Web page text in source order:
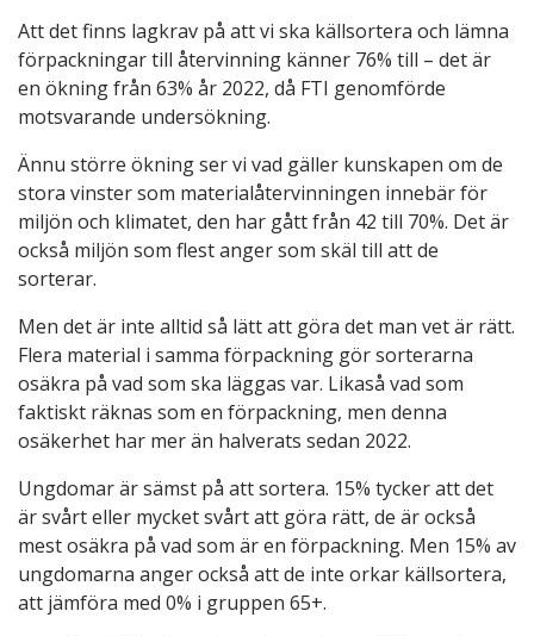
Att det finns lagkrav på att vi ska källsortera och lämna
förpackningar till återvinning känner 76% till – det är
en ökning från 63% år 2022, då FTI genomförde
motsvarande undersökning.
Ännu större ökning ser vi vad gäller kunskapen om de
stora vinster som materialåtervinningen innebär för
miljön och klimatet, den har gått från 42 till 70%. Det är
också miljön som flest anger som skäl till att de
sorterar.
Men det är inte alltid så lätt att göra det man vet är rätt.
Flera material i samma förpackning gör sorterarna
osäkra på vad som ska läggas var. Likaså vad som
faktiskt räknas som en förpackning, men denna
osäkerhet har mer än halverats sedan 2022.
Ungdomar är sämst på att sortera. 15% tycker att det
är svårt eller mycket svårt att göra rätt, de är också
mest osäkra på vad som är en förpackning. Men 15% av
ungdomarna anger också att de inte orkar källsortera,
att jämföra med 0% i gruppen 65+.